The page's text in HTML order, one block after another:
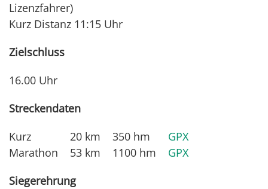
Lizenzfahrer)
Kurz Distanz 11:15 Uhr
Zielschluss
16.00 Uhr
Streckendaten
Kurz
20 km 350 hm
GPX
Marathon
53 km 1100 hm
GPX
Siegerehrung